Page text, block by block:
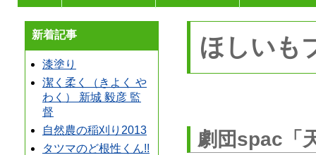
新着記事
漆塗り
潔く柔く（きよく や
わく） 新城 毅彦 監
督
自然農の稲刈り2013
タツマのど根性くん!!
ほしいも
劇団spac「